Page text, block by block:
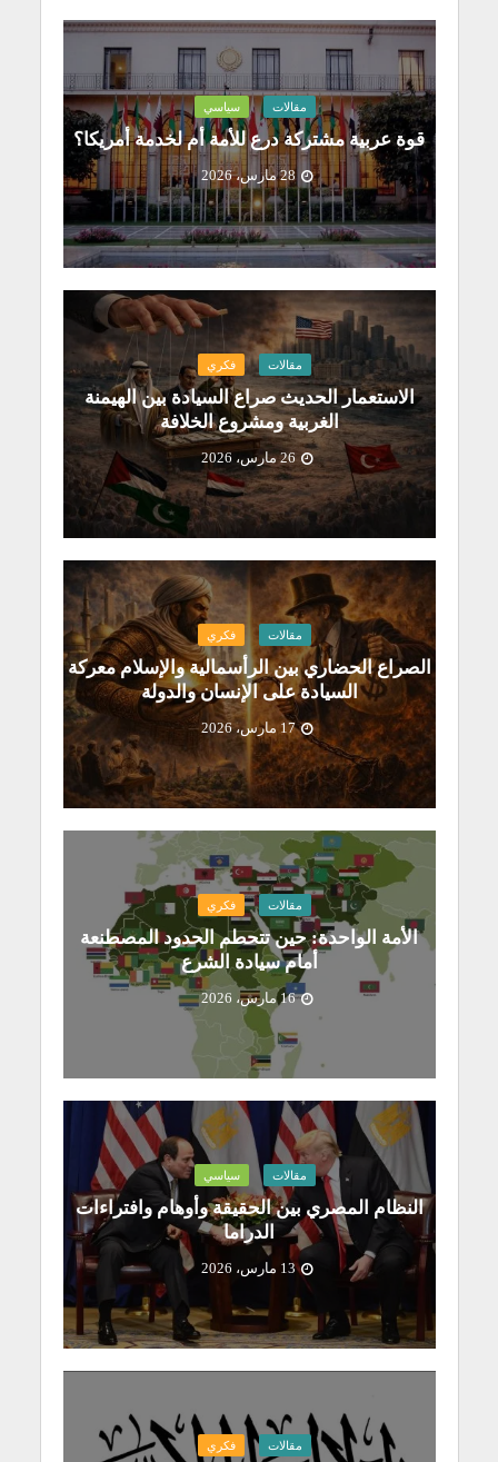
مقالات سياسي
قوة عربية مشتركة درع للأمة أم لخدمة أمريكا؟
28 مارس، 2026
مقالات فكري
الاستعمار الحديث صراع السيادة بين الهيمنة
الغربية ومشروع الخلافة
26 مارس، 2026
مقالات فكري
الصراع الحضاري بين الرأسمالية والإسلام معركة
السيادة على الإنسان والدولة
17 مارس، 2026
مقالات فكري
الأمة الواحدة: حين تتحطم الحدود المصطنعة
أمام سيادة الشرع
16 مارس، 2026
مقالات سياسي
النظام المصري بين الحقيقة وأوهام وافتراءات
الدراما
13 مارس، 2026
مقالات فكري